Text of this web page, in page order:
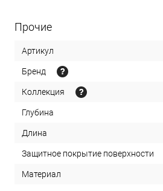
Прочие
Артикул
Бренд
Коллекция
Глубина
Длина
Защитное покрытие поверхности
Материал